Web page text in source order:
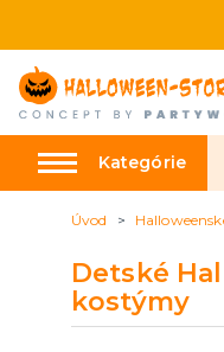
Kategórie
Dámske
Pánske
Úvod
Detské
kostýmy